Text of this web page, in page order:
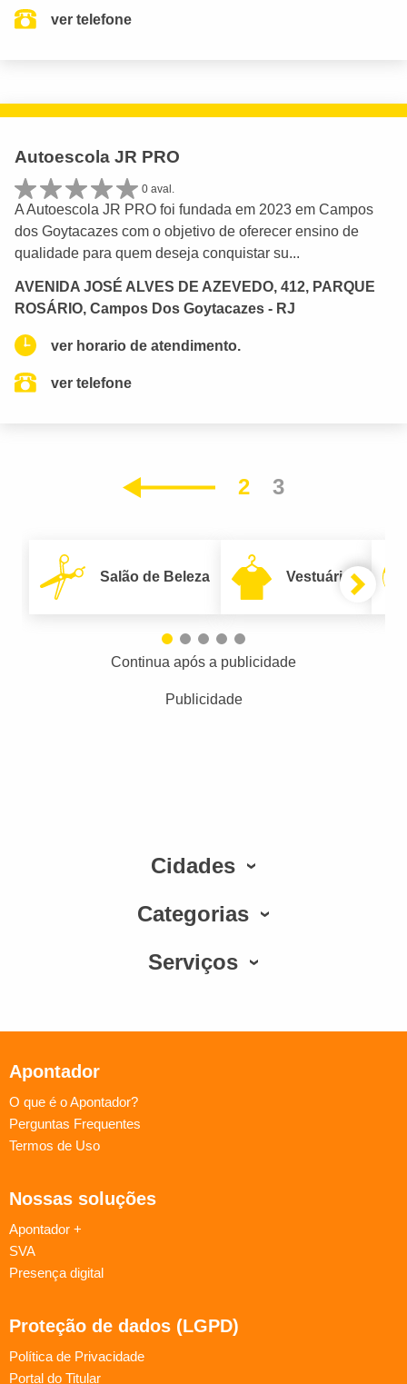
ver telefone
Autoescola JR PRO
0 aval.
A Autoescola JR PRO foi fundada em 2023 em Campos
dos Goytacazes com o objetivo de oferecer ensino de
qualidade para quem deseja conquistar su...
AVENIDA JOSÉ ALVES DE AZEVEDO, 412, PARQUE
ROSÁRIO, Campos Dos Goytacazes - RJ
ver horario de atendimento.
ver telefone
2 3
Salão de Beleza Vestuário
Continua após a publicidade
Publicidade
Cidades
Categorias
Serviços
Apontador
O que é o Apontador?
Perguntas Frequentes
Termos de Uso
Nossas soluções
Apontador +
SVA
Presença digital
Proteção de dados (LGPD)
Política de Privacidade
Portal do Titular